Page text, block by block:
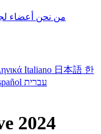
من نحن أعضاء
Italiano 日本語 한
עברית
2024